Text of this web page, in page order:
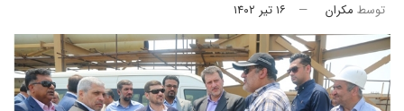
توسط مکران ۱۶ تیر ۱۴۰۲